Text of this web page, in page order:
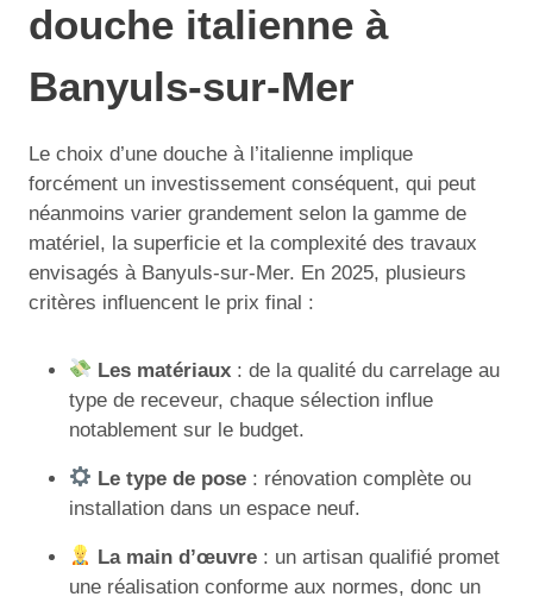
douche italienne à
Banyuls-sur-Mer
Le choix d’une douche à l’italienne implique
forcément un investissement conséquent, qui peut
néanmoins varier grandement selon la gamme de
matériel, la superficie et la complexité des travaux
envisagés à Banyuls-sur-Mer. En 2025, plusieurs
critères influencent le prix final :
Les matériaux : de la qualité du carrelage au
type de receveur, chaque sélection influe
notablement sur le budget.
Le type de pose : rénovation complète ou
installation dans un espace neuf.
La main d’œuvre : un artisan qualifié promet
une réalisation conforme aux normes, donc un